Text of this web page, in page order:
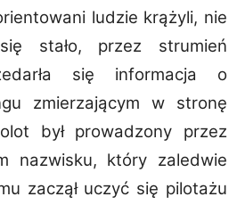
ludzie krążyli, nie
stało, przez strumień
się informacja o
zmierzającym w stronę
był prowadzony przez
nazwisku, który zaledwie
zaczął uczyć się pilotażu